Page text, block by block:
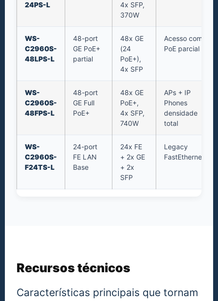
24PS-L
4x SFP,
370W
WS-
C2960S-
48LPS-L
48-port
GE PoE+
partial
48x GE
(24
PoE+),
4x SFP
Acesso com
PoE parcial
WS-
C2960S-
48FPS-L
48-port
GE Full
PoE+
48x GE
PoE+,
4x SFP,
740W
APs + IP
Phones
densidade
total
WS-
C2960S-
F24TS-L
24-port
FE LAN
Base
24x FE
+ 2x GE
+ 2x
SFP
Legacy
FastEthernet
Recursos técnicos
Características principais que tornam